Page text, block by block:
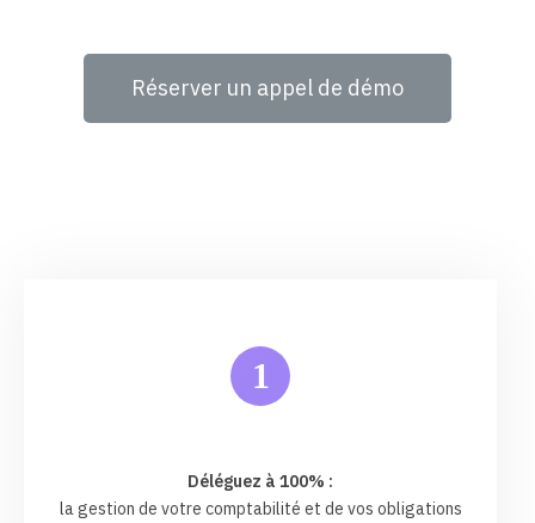
Réserver un appel de démo
1
Déléguez à 100% :
la gestion de votre comptabilité et de vos obligations